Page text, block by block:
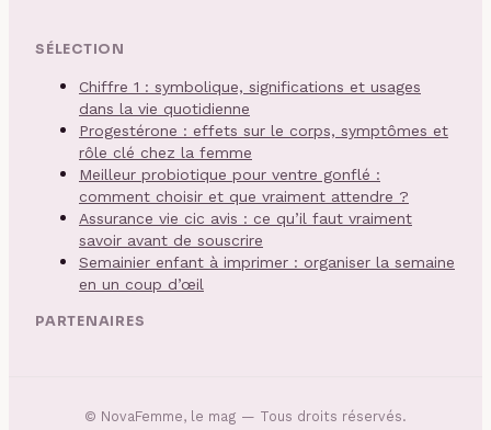
SÉLECTION
Chiffre 1 : symbolique, significations et usages
dans la vie quotidienne
Progestérone : effets sur le corps, symptômes et
rôle clé chez la femme
Meilleur probiotique pour ventre gonflé :
comment choisir et que vraiment attendre ?
Assurance vie cic avis : ce qu’il faut vraiment
savoir avant de souscrire
Semainier enfant à imprimer : organiser la semaine
en un coup d’œil
PARTENAIRES
© NovaFemme, le mag — Tous droits réservés.